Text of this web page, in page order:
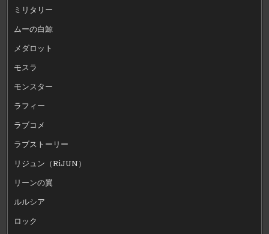
ミリタリー
ムーの白鯨
メダロット
モスラ
モンスター
ラフィー
ラブコメ
ラブストーリー
リジュン（RiJUN）
リーンの翼
ルルシア
ロック